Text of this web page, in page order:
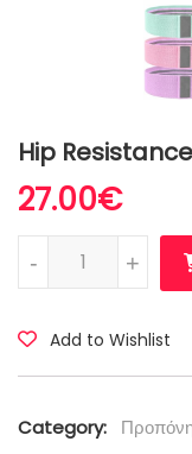
Hip
27.00€
Hip Resistance Band
+
-
Add to Wishlist
Category: